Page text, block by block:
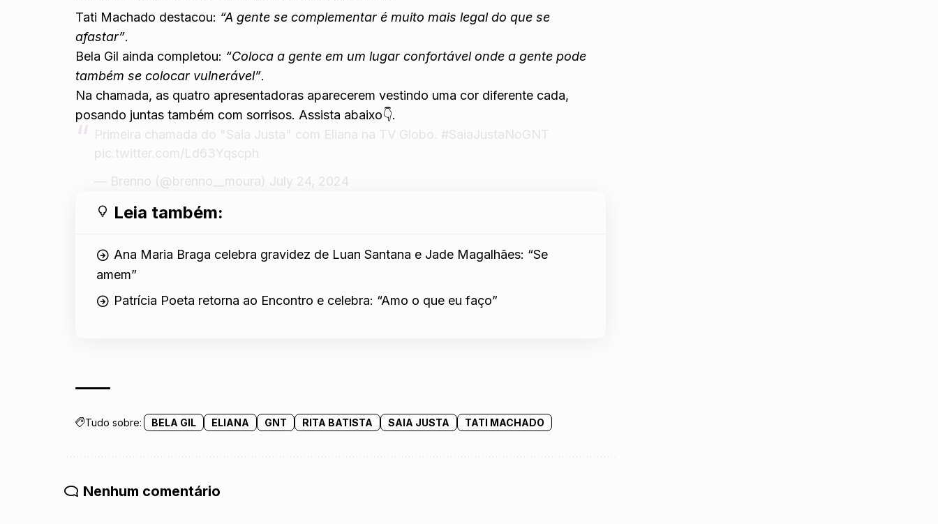
Tati Machado destacou: “A gente se complementar é muito mais legal do que se
afastar”.
Bela Gil ainda completou: “Coloca a gente em um lugar confortável onde a gente pode
também se colocar vulnerável”.
Na chamada, as quatro apresentadoras aparecerem vestindo uma cor diferente cada,
posando juntas também com sorrisos. Assista abaixo👇.
Primeira chamada do "Saia Justa" com Eliana na TV Globo. #SaiaJustaNoGNT
pic.twitter.com/Ld63Yqscph
— Brenno (@brenno__moura) July 24, 2024
Leia também:
Ana Maria Braga celebra gravidez de Luan Santana e Jade Magalhães: “Se
amem”
Patrícia Poeta retorna ao Encontro e celebra: “Amo o que eu faço”
Tudo sobre: BELA GIL ELIANA GNT RITA BATISTA SAIA JUSTA TATI MACHADO
Nenhum comentário